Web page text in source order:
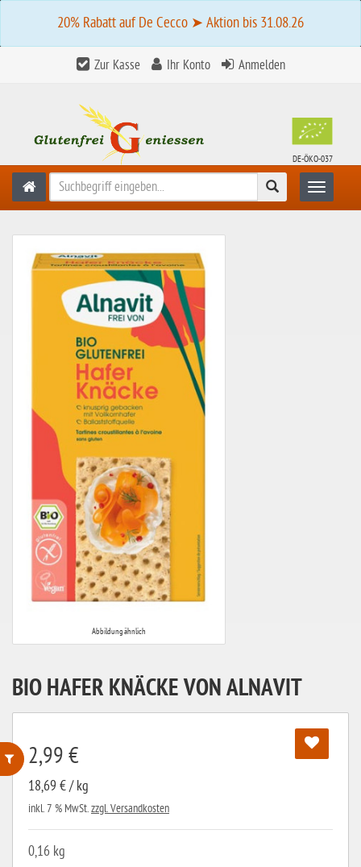
ohne Weizenstärke
ohne Hefe
20% Rabatt auf De Cecco ➤ Aktion bis 31.08.26
Zur Kasse Ihr Konto Anmelden
DE-ÖKO-037
Suchen Toggle
Abbildung ähnlich
BIO HAFER KNÄCKE VON ALNAVIT
2,99 €
18,69 € / kg
inkl. 7 % MwSt.zzgl. Versandkosten
0,16 kg